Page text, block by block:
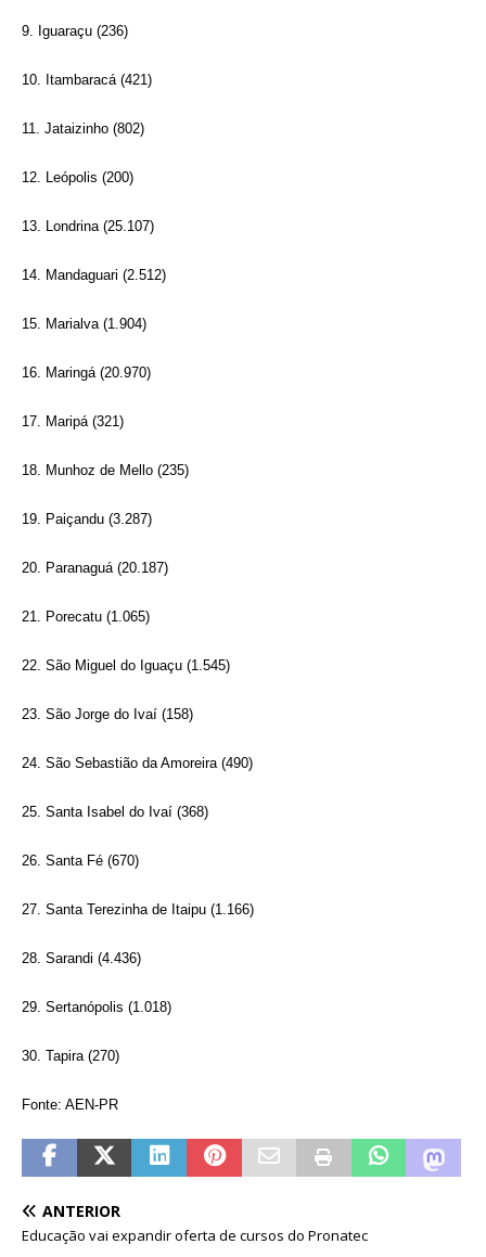
9. Iguaraçu (236)
10. Itambaracá (421)
11. Jataizinho (802)
12. Leópolis (200)
13. Londrina (25.107)
14. Mandaguari (2.512)
15. Marialva (1.904)
16. Maringá (20.970)
17. Maripá (321)
18. Munhoz de Mello (235)
19. Paiçandu (3.287)
20. Paranaguá (20.187)
21. Porecatu (1.065)
22. São Miguel do Iguaçu (1.545)
23. São Jorge do Ivaí (158)
24. São Sebastião da Amoreira (490)
25. Santa Isabel do Ivaí (368)
26. Santa Fé (670)
27. Santa Terezinha de Itaipu (1.166)
28. Sarandi (4.436)
29. Sertanópolis (1.018)
30. Tapira (270)
Fonte: AEN-PR
ANTERIOR
Educação vai expandir oferta de cursos do Pronatec